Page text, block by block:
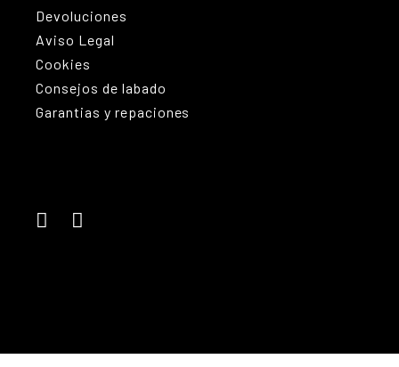
Devoluciones
Aviso Legal
Cookies
Consejos de labado
Garantias y repaciones